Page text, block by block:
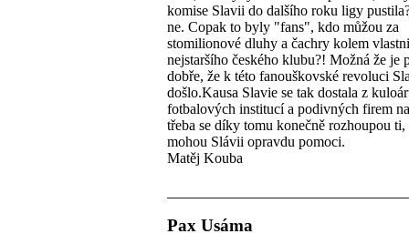
komise Slavii do dalšího roku ligy
ne. Copak to byly "fans", kdo můžou za
stomilionové dluhy a čachry kolem
nejstaršího českého klubu?! Možná že je
dobře, že k této fanouškovské revoluci
došlo.Kausa Slavie se tak dostala z
fotbalových institucí a podivných firem
třeba se díky tomu konečně rozhoupou
mohou Slávii opravdu pomoci.
Matěj Kouba
Pax Usáma